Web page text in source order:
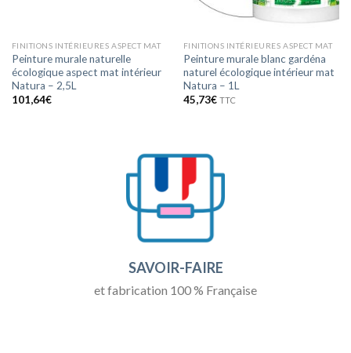
FINITIONS INTÉRIEURES ASPECT MAT
Peinture murale naturelle
écologique aspect mat intérieur
Natura – 2,5L
101,64€
FINITIONS INTÉRIEURES ASPECT MAT
Peinture murale blanc gardéna
naturel écologique intérieur mat
Natura – 1L
45,73€ TTC
SAVOIR-FAIRE
et fabrication 100 % Française